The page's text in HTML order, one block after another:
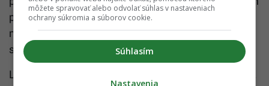
poplatkoch. Ak sa v podmienkach nachádza
možnosť dodatočného navýšenia ceny, cestujúci by
s tým mal počítať už pri rezervácii.
Lacná letenka tak nemusí byť vždy definitívne lacná.
môžete spravovať alebo odvolať súhlas v nastaveniach
ochrany súkromia a súborov cookie.
Súhlasím
Nastavenia